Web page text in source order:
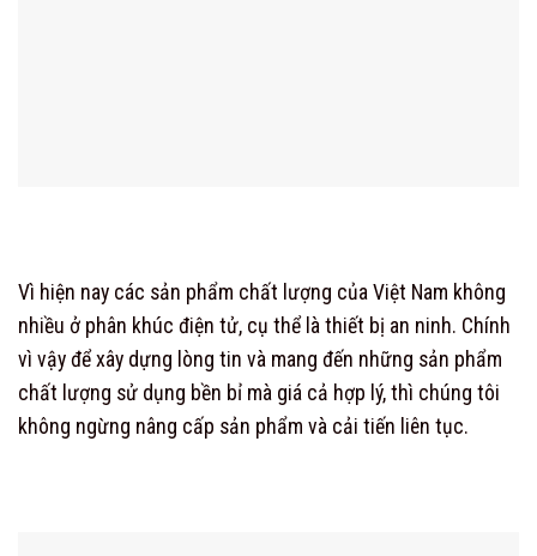
Vì hiện nay các sản phẩm chất lượng của Việt Nam không
nhiều ở phân khúc điện tử, cụ thể là thiết bị an ninh. Chính
vì vậy để xây dựng lòng tin và mang đến những sản phẩm
chất lượng sử dụng bền bỉ mà giá cả hợp lý, thì chúng tôi
không ngừng nâng cấp sản phẩm và cải tiến liên tục.